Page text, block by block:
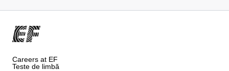
Careers at EF
Teste de limbă